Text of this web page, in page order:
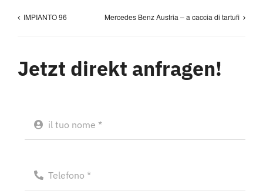
IMPIANTO 96 Mercedes Benz Austria – a caccia di tartufi
Jetzt direkt anfragen!